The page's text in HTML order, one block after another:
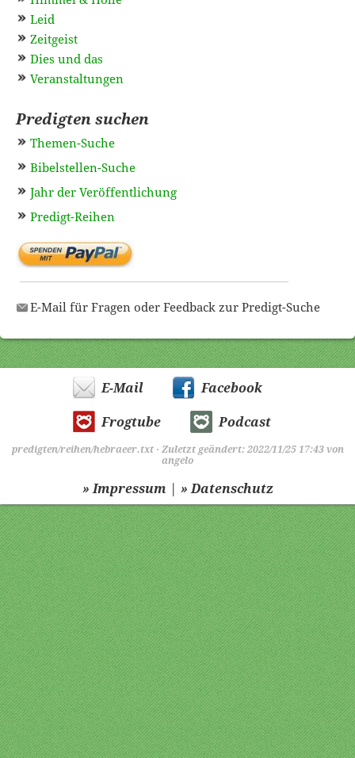
Leid
Zeitgeist
Dies und das
Veranstaltungen
Predigten suchen
Themen-Suche
Bibelstellen-Suche
Jahr der Veröffentlichung
Predigt-Reihen
E-Mail für Fragen oder Feedback zur Predigt-Suche
E-Mail Facebook
Frogtube Podcast
predigten/reihen/hebraeer.txt· Zuletzt geändert: 2022/11/25 17:43 von
angelo
» Impressum | » Datenschutz